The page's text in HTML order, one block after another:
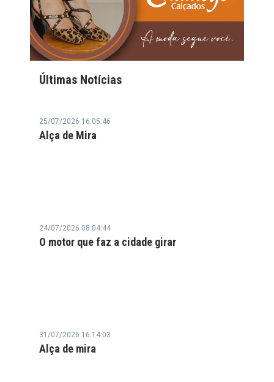
Últimas Notícias
25/07/2026 16:05:46
Alça de Mira
24/07/2026 08:04:44
O motor que faz a cidade girar
31/07/2026 16:14:03
Alça de mira